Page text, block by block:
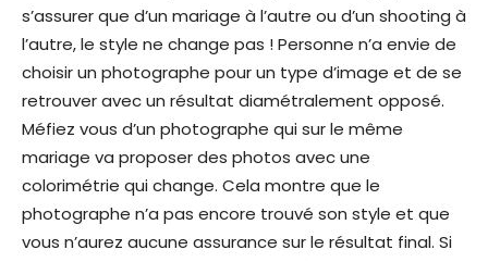
s’assurer que d’un mariage à l’autre ou d’un shooting à
l’autre, le style ne change pas ! Personne n’a envie de
choisir un photographe pour un type d’image et de se
retrouver avec un résultat diamétralement opposé.
Méfiez vous d’un photographe qui sur le même
mariage va proposer des photos avec une
colorimétrie qui change. Cela montre que le
photographe n’a pas encore trouvé son style et que
vous n’aurez aucune assurance sur le résultat final. Si